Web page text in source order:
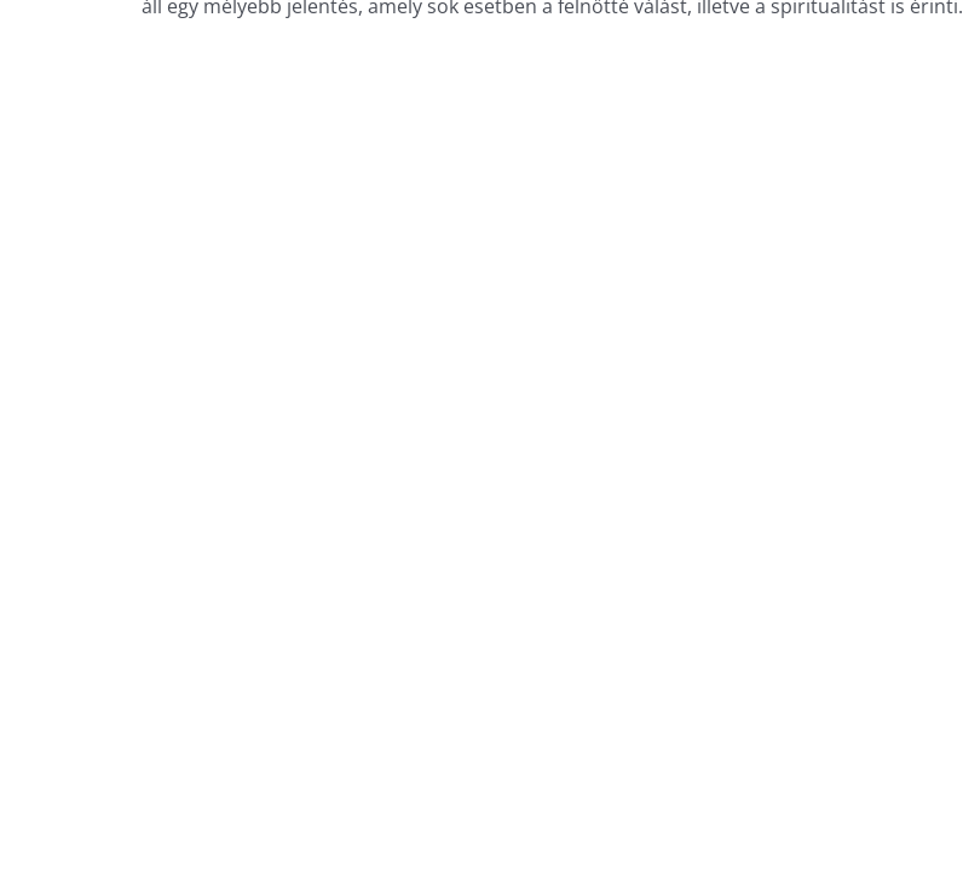
áll egy mélyebb jelentés, amely sok esetben a felnőtté válást, illetve a spiritualitást is érinti.